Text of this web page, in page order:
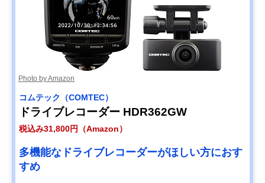
Photo by Amazon
コムテック（COMTEC）
ドライブレコーダー HDR362GW
税込み31,800円（Amazon）
多機能なドライブレコーダーがほしい方におす
すめ